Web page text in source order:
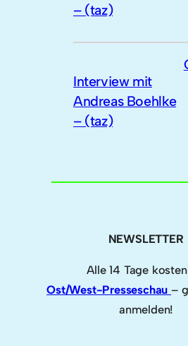
– (taz)
Interview mit
Andreas Boehlke
– (taz)
NEWSLETTER
Alle 14 Tage
Ost/West-Presseschau –
anmelden!